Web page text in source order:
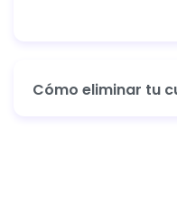
Cómo eliminar tu